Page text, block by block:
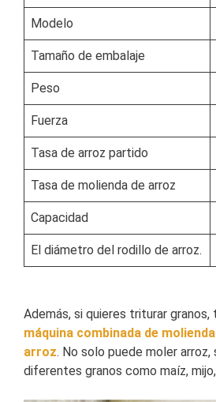
Modelo
Tamaño de embalaje
Peso
Fuerza
Tasa de arroz partido
Tasa de molienda de arroz
Capacidad
El diámetro del rodillo de arroz.
Además, si quieres triturar
máquina combinada de
arroz. No solo puede moler arroz,
diferentes granos como maíz,